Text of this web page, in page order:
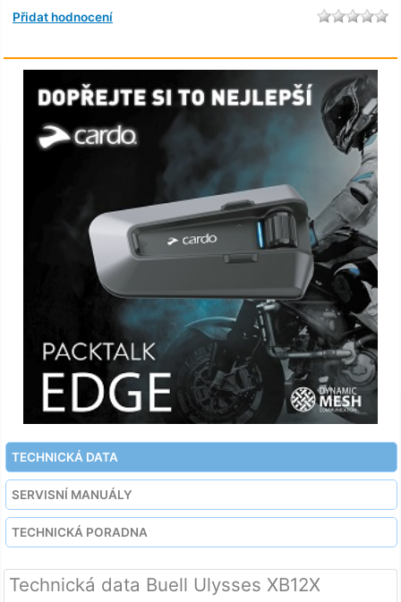
Přidat hodnocení
TECHNICKÁ DATA
SERVISNÍ MANUÁLY
TECHNICKÁ PORADNA
Technická data Buell Ulysses XB12X